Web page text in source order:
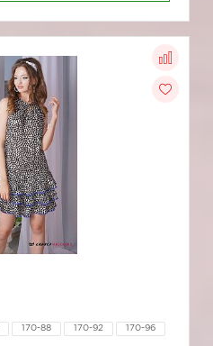
170-88 170-92 170-96